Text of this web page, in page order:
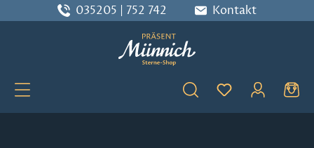
Zum Hauptinhalt springen
035205 | 752 742 Kontakt
Du hast 0